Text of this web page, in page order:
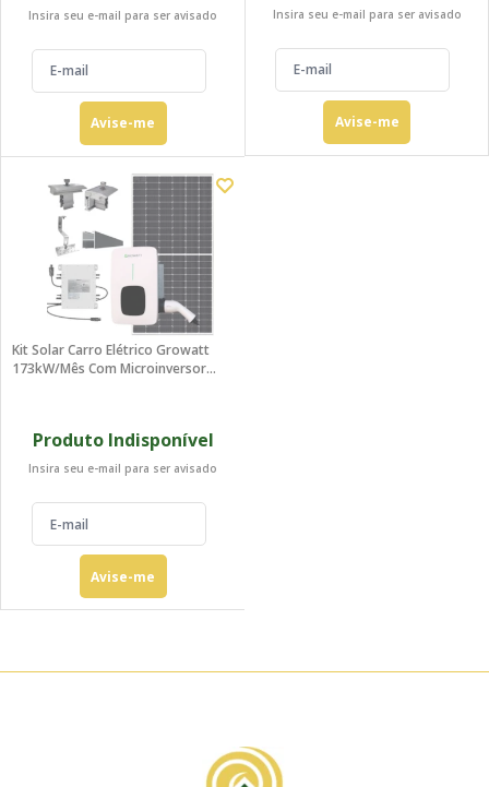
Insira seu e-mail para ser avisado
Avise-me
Insira seu e-mail para ser avisado
Avise-me
Kit Solar Carro Elétrico Growatt
173kW/mês Com Microinversor
Produto Indisponível
Insira seu e-mail para ser avisado
Avise-me